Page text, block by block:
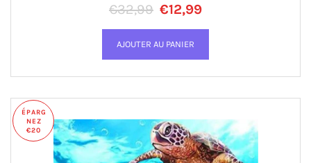
Prix régulier
€32,99 PRIX RÉDUIT
€12,99
ÉPARG
NEZ
€20